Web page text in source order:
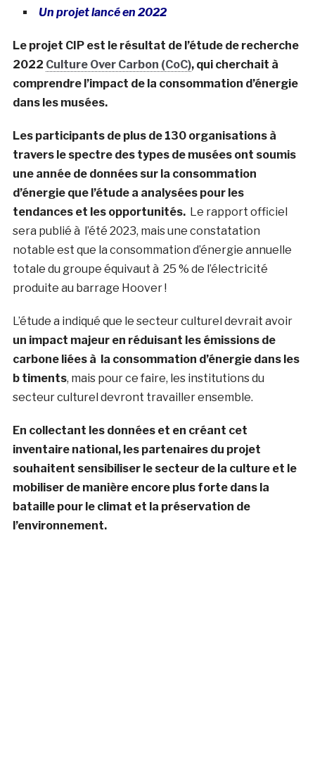
Un projet lancé en 2022
Le projet CIP est le résultat de l’étude de recherche
2022 Culture Over Carbon (CoC), qui cherchait à
comprendre l’impact de la consommation d’énergie
dans les musées.
Les participants de plus de 130 organisations à
travers le spectre des types de musées ont soumis
une année de données sur la consommation
d’énergie que l’étude a analysées pour les
tendances et les opportunités. Le rapport officiel
sera publié à l’été 2023, mais une constatation
notable est que la consommation d’énergie annuelle
totale du groupe équivaut à 25 % de l’électricité
produite au barrage Hoover !
L’étude a indiqué que le secteur culturel devrait avoir
un impact majeur en réduisant les émissions de
carbone liées à la consommation d’énergie dans les
b timents, mais pour ce faire, les institutions du
secteur culturel devront travailler ensemble.
En collectant les données et en créant cet
inventaire national, les partenaires du projet
souhaitent sensibiliser le secteur de la culture et le
mobiliser de manière encore plus forte dans la
bataille pour le climat et la préservation de
l’environnement.